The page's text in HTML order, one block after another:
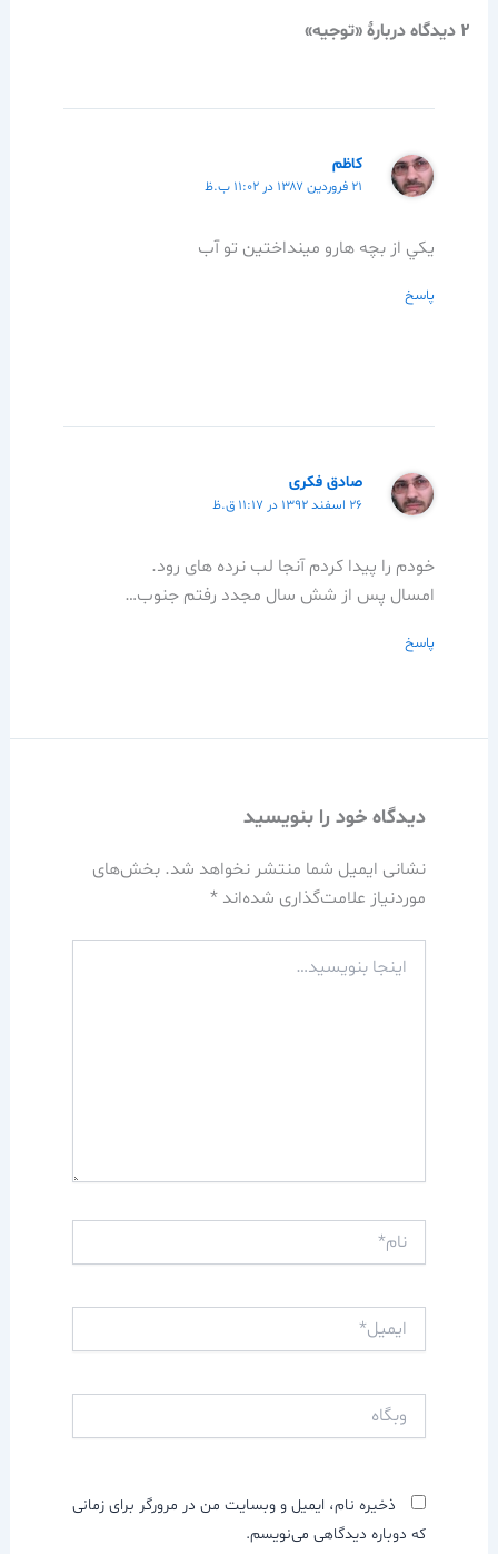
2 دیدگاه دربارهٔ «توجيه»
كاظم
۲۱ فروردین ۱۳۸۷ در ۱۱:۰۲ ب.ظ
يكي از بچه هارو مينداختين تو آب
پاسخ
صادق فکری
۲۶ اسفند ۱۳۹۲ در ۱۱:۱۷ ق.ظ
خودم را پیدا کردم آنجا لب نرده های رود.
امسال پس از شش سال مجدد رفتم جنوب…
پاسخ
دیدگاه‌ خود را بنویسید
نشانی ایمیل شما منتشر نخواهد شد. بخش‌های
موردنیاز علامت‌گذاری شده‌اند *
بنویسید…
ذخیره نام، ایمیل و وبسایت من در مرورگر برای زمانی
که دوباره دیدگاهی می‌نویسم.